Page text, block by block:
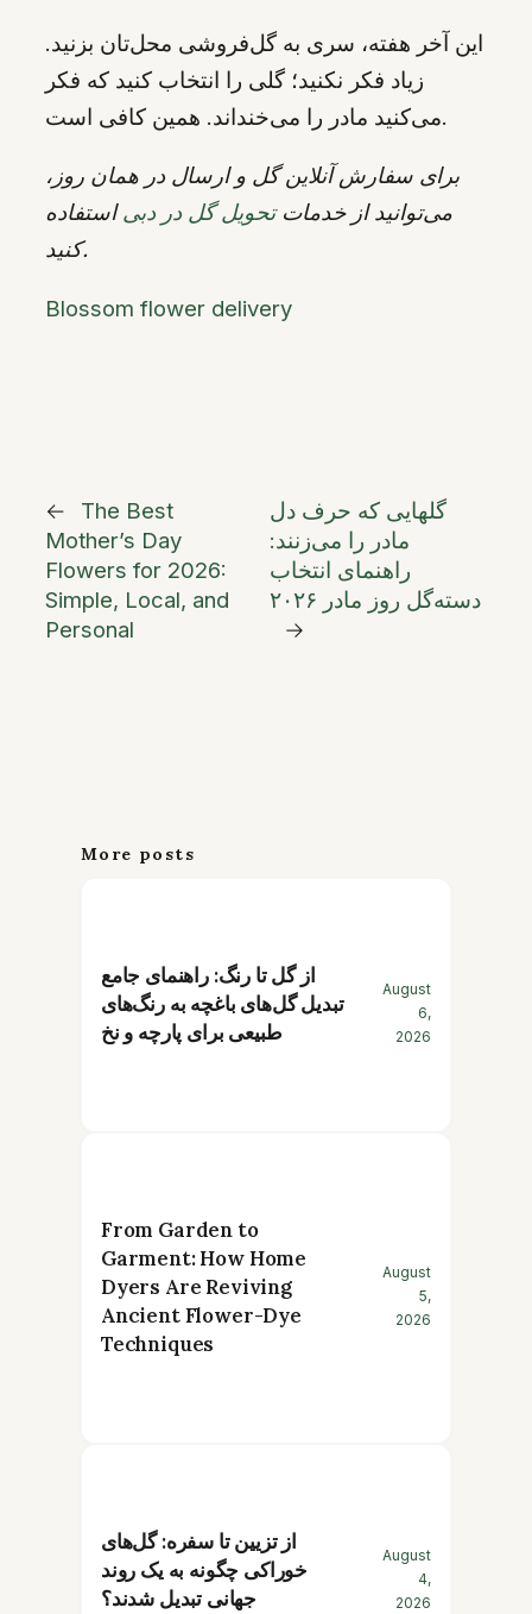
این آخر هفته، سری به گل‌فروشی محل‌تان بزنید.
زیاد فکر نکنید؛ گلی را انتخاب کنید که فکر
می‌کنید مادر را می‌خنداند. همین کافی است.
برای سفارش آنلاین گل و ارسال در همان روز،
می‌توانید از خدماتتحویل گل در دبیاستفاده
کنید.
Blossom flower delivery
←
The Best
Mother’s Day
Flowers for 2026:
Simple, Local, and
Personal
گلهایی که حرف دل
مادر را می‌زنند:
راهنمای انتخاب
دسته‌گل روز مادر ۲۰۲۶
→
More posts
از گل تا رنگ: راهنمای جامع
تبدیل گل‌های باغچه به رنگ‌های
طبیعی برای پارچه و نخ
August
6,
2026
From Garden to
Garment: How Home
Dyers Are Reviving
Ancient Flower-Dye
Techniques
August
5,
2026
از تزیین تا سفره: گل‌های
خوراکی چگونه به یک روند
جهانی تبدیل شدند؟
August
4,
2026